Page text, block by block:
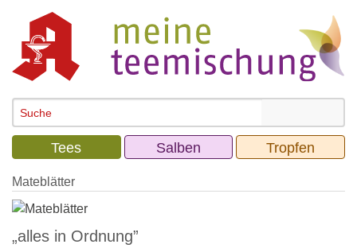
Tees Salben Tropfen
Mateblätter
„alles in Ordnung”